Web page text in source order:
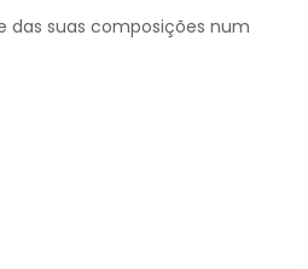
suas composições num